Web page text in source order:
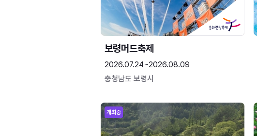
보령머드축제
2026.07.24~2026.08.09
충청남도 보령시
개최중